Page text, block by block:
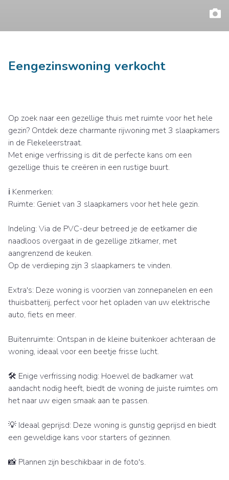
Eengezinswoning verkocht
Op zoek naar een gezellige thuis met ruimte voor het hele
gezin? Ontdek deze charmante rijwoning met 3 slaapkamers
in de Flekeleerstraat.
Met enige verfrissing is dit de perfecte kans om een
gezellige thuis te creëren in een rustige buurt.
ℹ️ Kenmerken:
Ruimte: Geniet van 3 slaapkamers voor het hele gezin.
Indeling: Via de PVC-deur betreed je de eetkamer die
naadloos overgaat in de gezellige zitkamer, met
aangrenzend de keuken.
Op de verdieping zijn 3 slaapkamers te vinden.
Extra's: Deze woning is voorzien van zonnepanelen en een
thuisbatterij, perfect voor het opladen van uw elektrische
auto, fiets en meer.
Buitenruimte: Ontspan in de kleine buitenkoer achteraan de
woning, ideaal voor een beetje frisse lucht.
🛠️ Enige verfrissing nodig: Hoewel de badkamer wat
aandacht nodig heeft, biedt de woning de juiste ruimtes om
het naar uw eigen smaak aan te passen.
💡 Ideaal geprijsd: Deze woning is gunstig geprijsd en biedt
een geweldige kans voor starters of gezinnen.
📸 Plannen zijn beschikbaar in de foto's.